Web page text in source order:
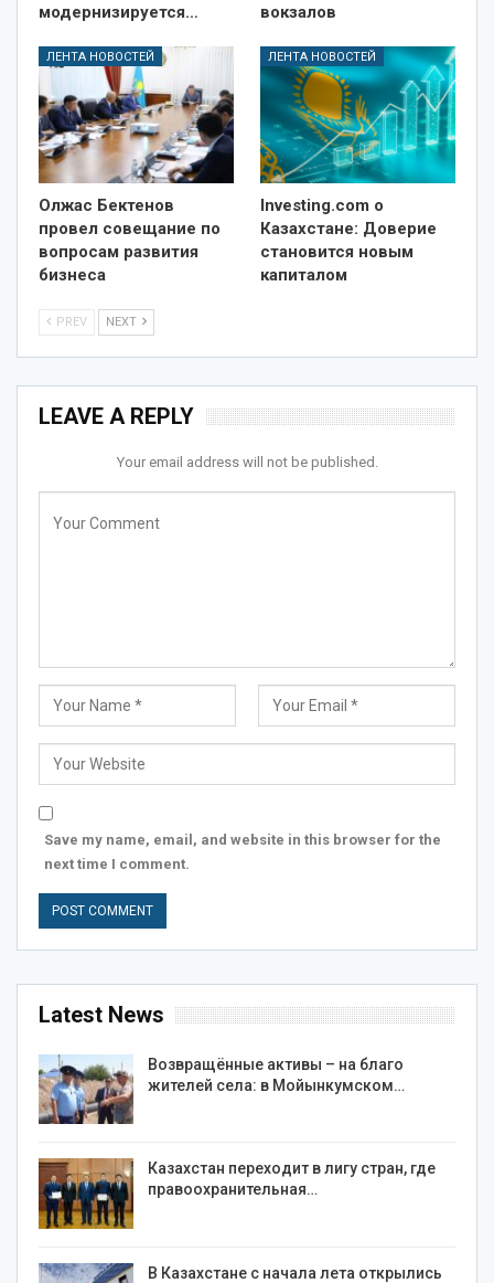
модернизируется…
вокзалов
ЛЕНТА НОВОСТЕЙ
Олжас Бектенов
провел совещание по
вопросам развития
бизнеса
ЛЕНТА НОВОСТЕЙ
Investing.com о
Казахстане: Доверие
становится новым
капиталом
PREV NEXT
LEAVE A REPLY
Your email address will not be published.
Save my name, email, and website in this browser for the
next time I comment.
Latest News
Возвращённые активы – на благо
жителей села: в Мойынкумском…
Казахстан переходит в лигу стран, где
правоохранительная…
В Казахстане с начала лета открылись